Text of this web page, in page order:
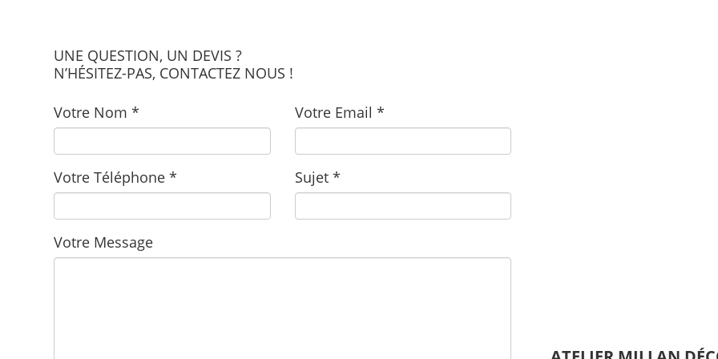
UNE QUESTION, UN DEVIS ?
N’HÉSITEZ-PAS, CONTACTEZ NOUS !
Votre Nom *
Votre Téléphone *
Votre Email *
Sujet *
Votre Message